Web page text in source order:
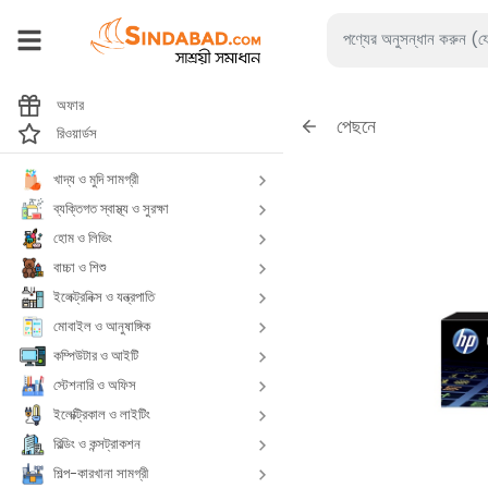
অফার
রিওয়ার্ডস
খাদ্য ও মুদি সামগ্রী
ব্যক্তিগত স্বাস্থ্য ও সুরক্ষা
হোম ও লিভিং
বাচ্চা ও শিশু
ইলেক্ট্রনিক্স ও যন্ত্রপাতি
মোবাইল ও আনুষাঙ্গিক
কম্পিউটার ও আইটি
স্টেশনারি ও অফিস
ইলেক্ট্রিকাল ও লাইটিং
বিল্ডিং ও কন্সট্রাকশন
শিল্প-কারখানা সামগ্রী
পেছনে